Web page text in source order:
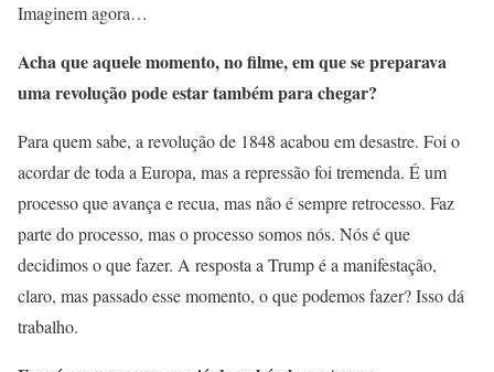
Imaginem agora…
Acha que aquele momento, no filme, em que se preparava
uma revolução pode estar também para chegar?
Para quem sabe, a revolução de 1848 acabou em desastre. Foi o
acordar de toda a Europa, mas a repressão foi tremenda. É um
processo que avança e recua, mas não é sempre retrocesso. Faz
parte do processo, mas o processo somos nós. Nós é que
decidimos o que fazer. A resposta a Trump é a manifestação,
claro, mas passado esse momento, o que podemos fazer? Isso dá
trabalho.